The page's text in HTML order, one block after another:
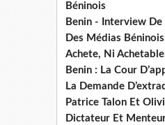
Béninois
Benin - Interview
Des Médias
Achete, Ni Achetable
Benin : La Cour
La Demande
Patrice Talon Et
Dictateur Et